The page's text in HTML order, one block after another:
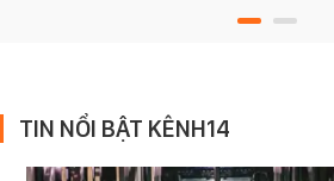
TIN NỔI BẬT KÊNH14